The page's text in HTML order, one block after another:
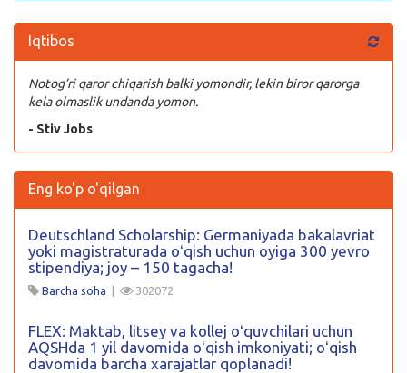
Iqtibos
Notog’ri qaror chiqarish balki yomondir, lekin biror qarorga
kela olmaslik undanda yomon.
- Stiv Jobs
Eng ko'p o'qilgan
Deutschland Scholarship: Germaniyada bakalavriat
yoki magistraturada oʻqish uchun oyiga 300 yevro
stipendiya; joy – 150 tagacha!
Barcha soha | 302072
FLEX: Maktab, litsey va kollej oʻquvchilari uchun
AQSHda 1 yil davomida oʻqish imkoniyati; oʻqish
davomida barcha xarajatlar qoplanadi!